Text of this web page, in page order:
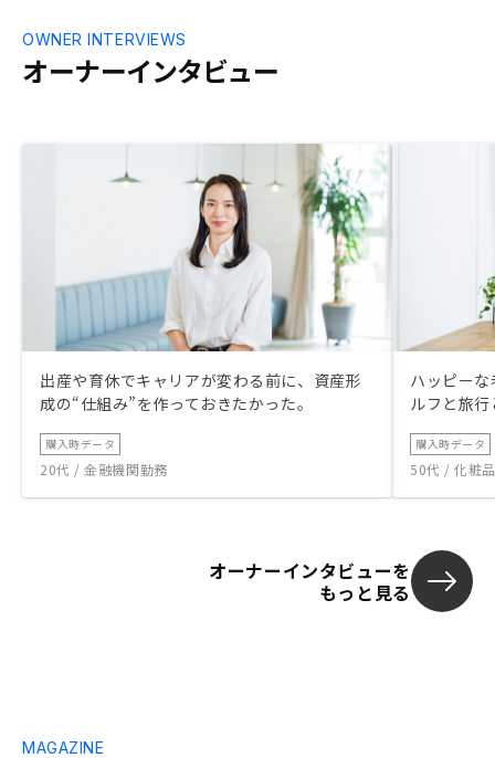
オーナーインタビュー
OWNER INTERVIEWS
出産や育休でキャリアが変わる前に、資産形
成の“仕組み”を作っておきたかった。
購入時データ
20代 / 金融機関勤務
ハッピー
ルフと旅
購入時データ
50代 / 化粧
オーナーインタビューを
もっと見る
MAGAZINE